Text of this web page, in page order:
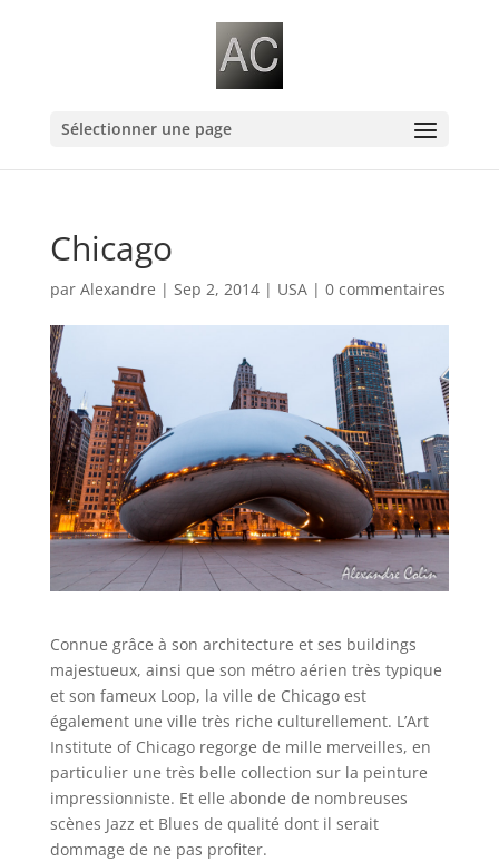
Sélectionner une page
Chicago
par Alexandre | Sep 2, 2014| USA| 0 commentaires
Connue grâce à son architecture et ses buildings
majestueux, ainsi que son métro aérien très typique
et son fameux Loop, la ville de Chicago est
également une ville très riche culturellement. L’Art
Institute of Chicago regorge de mille merveilles, en
particulier une très belle collection sur la peinture
impressionniste. Et elle abonde de nombreuses
scènes Jazz et Blues de qualité dont il serait
dommage de ne pas profiter.